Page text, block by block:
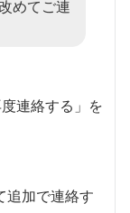
めてご連
連絡する」を
追加で連絡す